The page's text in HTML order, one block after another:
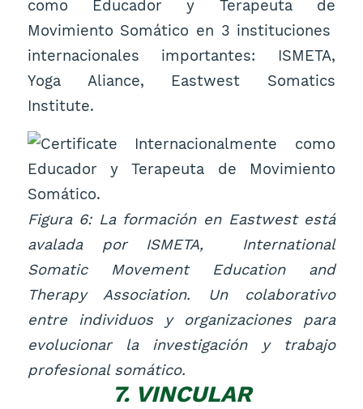
como Educador y Terapeuta de
Movimiento Somático en 3 instituciones
internacionales importantes: ISMETA,
Yoga Aliance, Eastwest Somatics
Institute.
Figura 6: La formación en Eastwest está
avalada por ISMETA, International
Somatic Movement Education and
Therapy Association. Un colaborativo
entre individuos y organizaciones para
evolucionar la investigación y trabajo
profesional somático.
7. VINCULAR